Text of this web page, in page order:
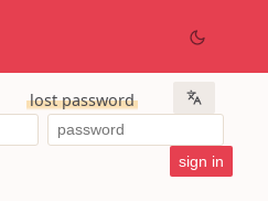
lost password